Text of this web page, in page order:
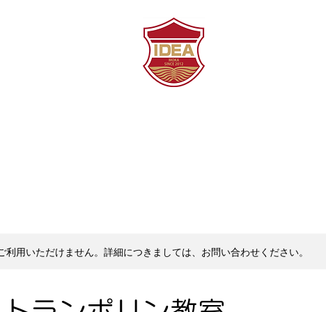
利用いただけません。詳細につきましては、お問い合わせください。